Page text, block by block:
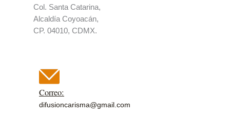
Col. Santa Catarina,
Alcaldía Coyoacán,
CP. 04010, CDMX.
Correo:
difusioncarisma@gmail.com